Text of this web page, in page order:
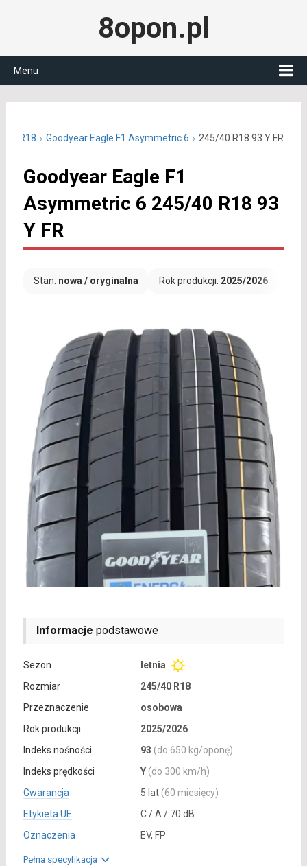
8opon.pl
Menu
40 R18 Goodyear Eagle F1 Asymmetric 6 245/40 R18 93 Y FR
Goodyear Eagle F1
Asymmetric 6 245/40 R18 93
Y FR
Stan: nowa / oryginalna Rok produkcji: 2025/2026
Informacje podstawowe
Sezon
letnia
Rozmiar
245/40 R18
Przeznaczenie
osobowa
Rok produkcji
2025/2026
Indeks nośności
93 (do 650 kg/oponę)
Indeks prędkości
Y (do 300 km/h)
Gwarancja
5 lat (60 miesięcy)
Etykieta UE
C / A / 70 dB
Oznaczenia
EV, FP
Pełna specyfikacja